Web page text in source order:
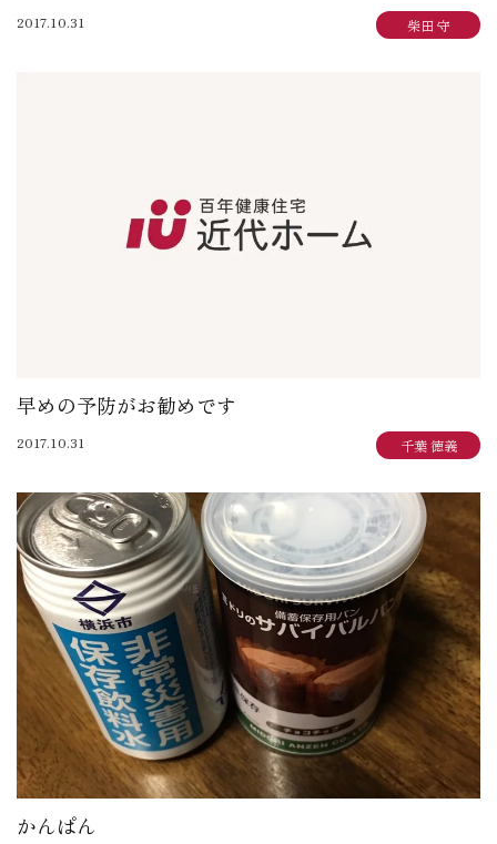
2017.10.31 柴田 守
早めの予防がお勧めです
2017.10.31 千葉 徳義
かんぱん